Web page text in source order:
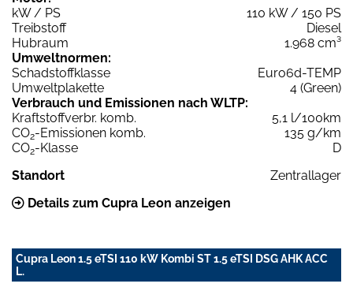
kW / PS
110 kW / 150 PS
Treibstoff
Diesel
Hubraum
1.968 cm³
Umweltnormen:
Schadstoffklasse
Euro6d-TEMP
Umweltplakette
4 (Green)
Verbrauch und Emissionen nach WLTP:
Kraftstoffverbr. komb.
5,1 l/100km
CO2-Emissionen komb.
135 g/km
CO2-Klasse
D
Standort
Zentrallager
Details zum Cupra Leon anzeigen
Cupra Leon 1.5 eTSI 110 kW Kombi ST 1.5 eTSI DSG AHK ACC
L.